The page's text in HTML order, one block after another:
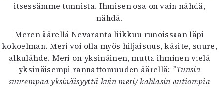
itsessämme tunnista. Ihmisen osa on vain nähdä,
nähdä.
Meren äärellä Nevaranta liikkuu runoissaan läpi
kokoelman. Meri voi olla myös hiljaisuus, käsite, suure,
alkulähde. Meri on yksinäinen, mutta ihminen vielä
yksinäisempi rannattomuuden äärellä: ”Tunsin
suurempaa yksinäisyyttä kuin meri/ kahlasin autiompia